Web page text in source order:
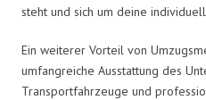
steht und sich um deine
Ein weiterer Vorteil von
umfangreiche Ausstattung des
Transportfahrzeuge und